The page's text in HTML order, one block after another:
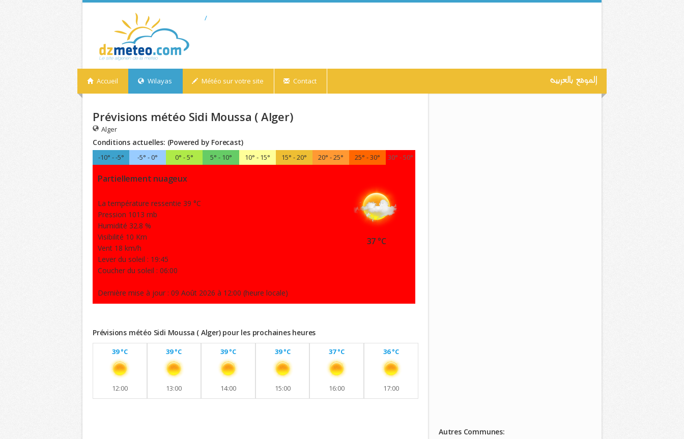
/
Accueil Wilayas Météo sur votre site Contact
Prévisions météo Sidi Moussa ( Alger)
Alger
Conditions actuelles: (Powered by Forecast)
-10° - -5° -5° - 0° 0° - 5° 5° - 10° 10° - 15° 15° - 20° 20° - 25° 25° - 30° 30° - 50°
Partiellement nuageux
La température ressentie 39 °C
Pression 1013 mb
Humidité 32.8 %
Visibilité 10 Km
Vent 18 km/h
Lever du soleil : 19:45
Coucher du soleil : 06:00
Dernière mise à jour : 09 Août 2026 à 12:00 (heure locale)
37 °C
Prévisions météo Sidi Moussa ( Alger) pour les prochaines heures
39 °C
12:00
39 °C
13:00
39 °C
14:00
39 °C
15:00
37 °C
16:00
36 °C
17:00
Autres Communes: